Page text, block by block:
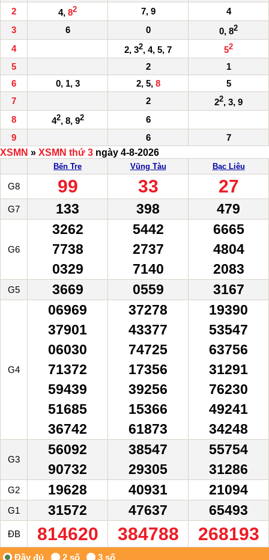
2
4, 82 7, 9
4
3
6 0 0, 82
4 2, 32, 4, 5, 7 52
5 2
1
6
0, 1, 3 2, 5, 8
5
7
2 22, 3, 9
8
42, 8, 92
6
9
6
7
XSMN » XSMN thứ 3 ngày 4-8-2026
Bến Tre Vũng Tàu Bạc Liêu
G8 99 33 27
G7 133 398 479
G6
3262
7738
0329
5442
2737
7140
6665
4804
2083
G5 3669 0559 3167
G4
06969
37901
06030
71372
59439
51685
36742
37278
43377
74725
17356
39256
15366
61873
19390
53547
63756
31291
76230
49241
34248
G3
56092
90732
38547
29305
55754
31286
G2 19628 40931 21094
G1 31572 47637 65493
ĐB 814620 384788 268193